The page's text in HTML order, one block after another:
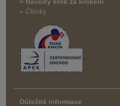
» Články
Důležité informace